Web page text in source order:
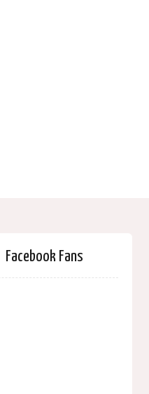
Facebook Fans